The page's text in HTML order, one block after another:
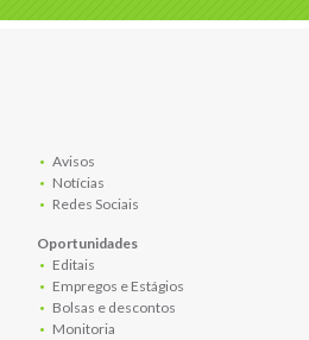
Avisos
Notícias
Redes Sociais
Oportunidades
Editais
Empregos e Estágios
Bolsas e descontos
Monitoria